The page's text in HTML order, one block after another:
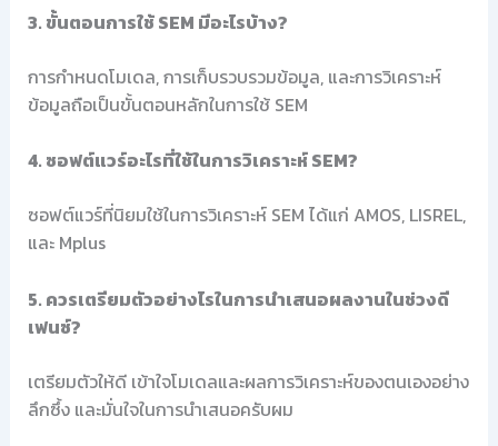
3. ขั้นตอนการใช้ SEM มีอะไรบ้าง?
การกำหนดโมเดล, การเก็บรวบรวมข้อมูล, และการวิเคราะห์
ข้อมูลถือเป็นขั้นตอนหลักในการใช้ SEM
4. ซอฟต์แวร์อะไรที่ใช้ในการวิเคราะห์ SEM?
ซอฟต์แวร์ที่นิยมใช้ในการวิเคราะห์ SEM ได้แก่ AMOS, LISREL,
และ Mplus
5. ควรเตรียมตัวอย่างไรในการนำเสนอผลงานในช่วงดี
เฟนซ์?
เตรียมตัวให้ดี เข้าใจโมเดลและผลการวิเคราะห์ของตนเองอย่าง
ลึกซึ้ง และมั่นใจในการนำเสนอครับผม